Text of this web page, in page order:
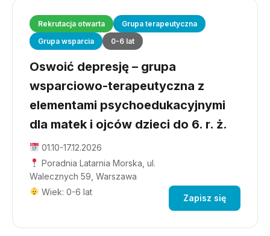
Rekrutacja otwarta
Grupa terapeutyczna
Grupa wsparcia
0-6 lat
Oswoić depresję – grupa
wsparciowo-terapeutyczna z
elementami psychoedukacyjnymi
dla matek i ojców dzieci do 6. r. ż.
01.10-17.12.2026
Poradnia Latarnia Morska, ul.
Walecznych 59, Warszawa
Wiek: 0-6 lat
Zapisz się